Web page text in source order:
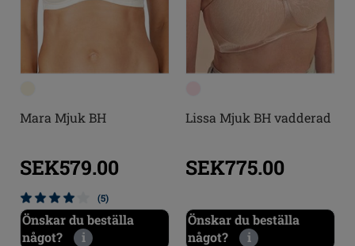
Mara Mjuk BH
SEK579.00
(5)
Önskar du beställa
något?
i
Lissa Mjuk BH vadderad
SEK775.00
Önskar du beställa
något?
i